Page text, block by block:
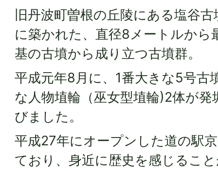
旧丹波町曽根の丘陵にある塩谷
に築かれた、直径8メートルから
基の古墳から成り立つ古墳群。
平成元年8月に、1番大きな5号古
な人物埴輪（巫女型埴輪)2体が
びました。
平成27年にオープンした道の駅
ており、身近に歴史を感じるこ